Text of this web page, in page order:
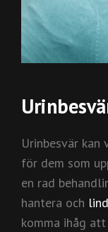
Urinbesvär kan
för dem som
en rad
hantera och
komma ihåg